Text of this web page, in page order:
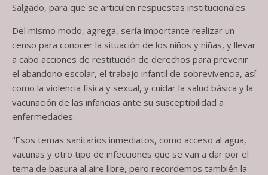
Salgado, para que se articulen respuestas institucionales.
Del mismo modo, agrega, sería importante realizar un
censo para conocer la situación de los niños y niñas, y llevar
a cabo acciones de restitución de derechos para prevenir
el abandono escolar, el trabajo infantil de sobrevivencia, así
como la violencia física y sexual, y cuidar la salud básica y la
vacunación de las infancias ante su susceptibilidad a
enfermedades.
“Esos temas sanitarios inmediatos, como acceso al agua,
vacunas y otro tipo de infecciones que se van a dar por el
tema de basura al aire libre, pero recordemos también la